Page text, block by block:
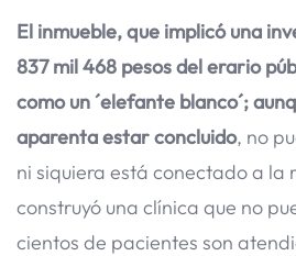
El inmueble, que implicó una
837 mil 468 pesos del erario
como un ´elefante blanco´;
aparenta estar concluido, no
ni siquiera está conectado a la
construyó una clínica que no
cientos de pacientes son